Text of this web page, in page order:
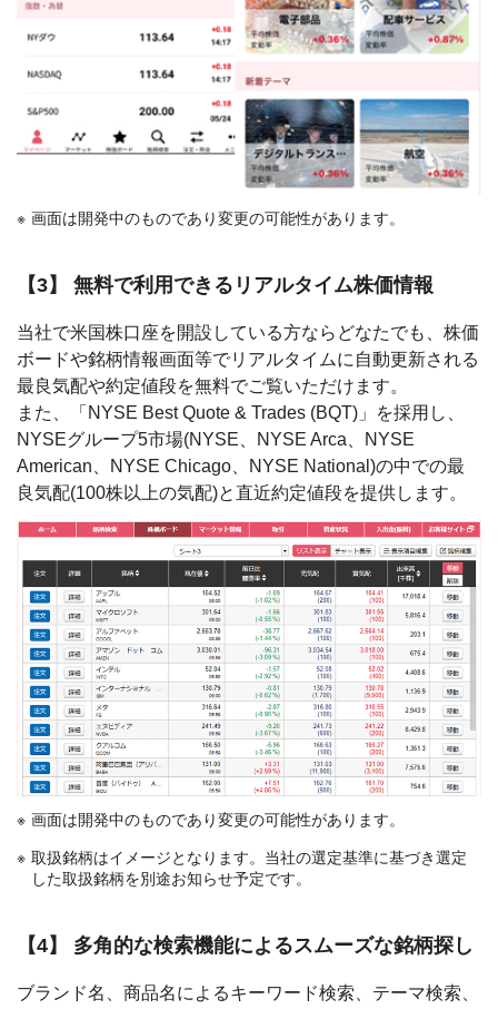
画面は開発中のものであり変更の可能性があります。
【3】 無料で利用できるリアルタイム株価情報
当社で米国株口座を開設している方ならどなたでも、株価
ボードや銘柄情報画面等でリアルタイムに自動更新される
最良気配や約定値段を無料でご覧いただけます。
また、「NYSE Best Quote & Trades (BQT)」を採用し、
NYSEグループ5市場(NYSE、NYSE Arca、NYSE
American、NYSE Chicago、NYSE National)の中での最
良気配(100株以上の気配)と直近約定値段を提供します。
画面は開発中のものであり変更の可能性があります。
取扱銘柄はイメージとなります。当社の選定基準に基づき選定
した取扱銘柄を別途お知らせ予定です。
【4】 多角的な検索機能によるスムーズな銘柄探し
ブランド名、商品名によるキーワード検索、テーマ検索、